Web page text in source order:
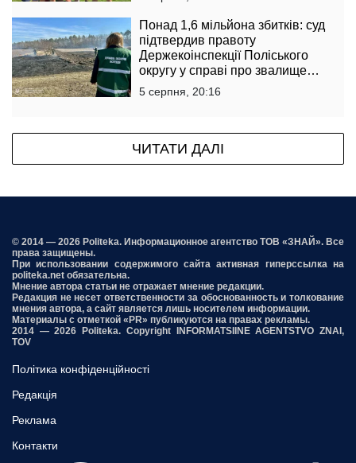
Понад 1,6 мільйона збитків: суд
підтвердив правоту
Держекоінспекції Поліського
округу у справі про звалище
тирси
5 серпня, 20:16
ЧИТАТИ ДАЛІ
© 2014 — 2026 Politeka. Информационное агентство ТОВ «ЗНАЙ». Все
права защищены.
При использовании содержимого сайта активная гиперссылка на
politeka.net обязательна.
Мнение автора статьи не отражает мнение редакции.
Редакция не несет ответственности за обоснованность и толкование
мнения автора, а сайт является лишь носителем информации.
Материалы с отметкой «PR» публикуются на правах рекламы.
2014 — 2026 Politeka. Copyright INFORMATSIINE AGENTSTVO ZNAI,
TOV
Політика конфіденційності
Редакція
Реклама
Контакти